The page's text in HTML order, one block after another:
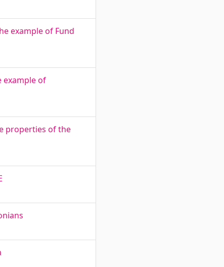
example of Fund
example of
properties of the